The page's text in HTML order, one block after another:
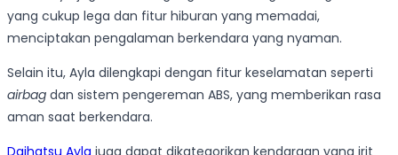
yang cukup lega dan fitur hiburan yang memadai,
menciptakan pengalaman berkendara yang nyaman.
Selain itu, Ayla dilengkapi dengan fitur keselamatan seperti
airbag dan sistem pengereman ABS, yang memberikan rasa
aman saat berkendara.
Daihatsu Ayla juga dapat dikategorikan kendaraan yang irit